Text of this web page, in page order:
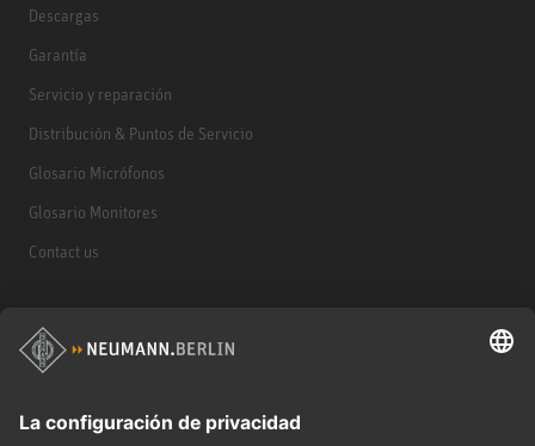
Descargas
Garantía
Servicio y reparación
Distribución & Puntos de Servicio
Glosario Micrófonos
Glosario Monitores
Contact us
Micrófonos
Monitores